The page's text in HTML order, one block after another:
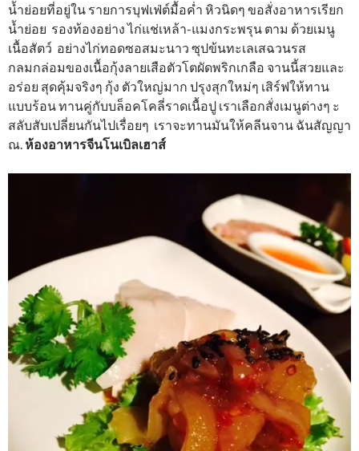
น้ำย่อยที่อยู่ใน รายการบุฟเฟ่ต์มื้อค่ำ หิวนิดๆ ขอสั่งอาหารเรียก
น้ำย่อย รองท้องอย่าง ไก่แช่เหล้า-แมงกระพรุน ตาม ด้วยเมนู
เนื้อสัตว์ อย่างไก่ทอดซอสมะนาว ซุปข้นทะเลเสฉวนรส
กลมกล่อมของเนื้อกุ้งลายเสือตัวโตผัดพริกเกลือ จานนี้สวยและ
อร่อย สุดคุ้มจริงๆ กุ้ง ตัวใหญ่มาก ปรุงสุกใหม่ๆ เสิร์ฟให้ทาน
แบบร้อน ทานคู่กับบล็อคโคลี่ราดเนื้อปู เราเลือกสั่งเมนูต่างๆ ะ
สลับสับเปลี่ยนกันไปเรื่อยๆ เราจะทานมันให้คลีนจาน ฉันสัญญา
ณ. ห้องอาหารจีนโนเบิลเฮาส์